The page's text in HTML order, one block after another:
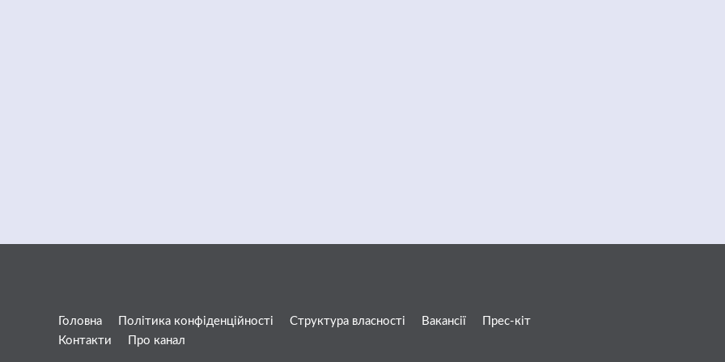
Головна Політика конфіденційності Структура власності Вакансії
Прес-кіт
Контакти
Про канал